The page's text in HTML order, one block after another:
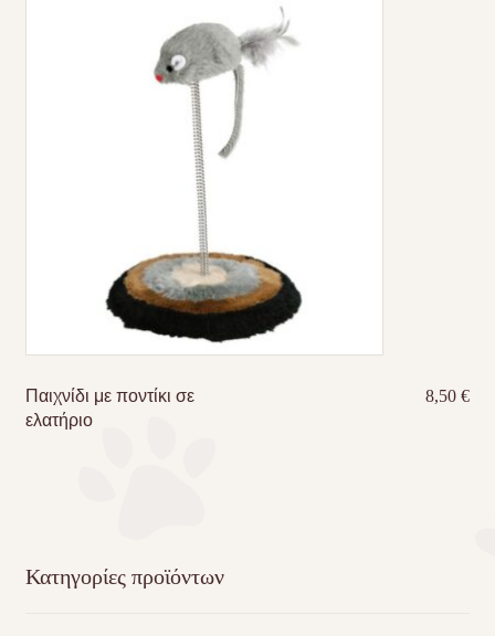
Παιχνίδι με ποντίκι σε
ελατήριο
8,50€
Κατηγορίες προϊόντων